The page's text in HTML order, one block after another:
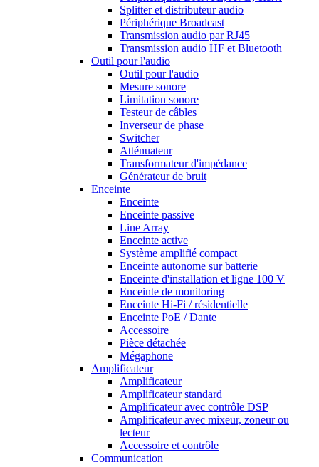
Splitter et distributeur audio
Périphérique Broadcast
Transmission audio par RJ45
Transmission audio HF et Bluetooth
Outil pour l'audio
Outil pour l'audio
Mesure sonore
Limitation sonore
Testeur de câbles
Inverseur de phase
Switcher
Atténuateur
Transformateur d'impédance
Générateur de bruit
Enceinte
Enceinte
Enceinte passive
Line Array
Enceinte active
Système amplifié compact
Enceinte autonome sur batterie
Enceinte d'installation et ligne 100 V
Enceinte de monitoring
Enceinte Hi-Fi / résidentielle
Enceinte PoE / Dante
Accessoire
Pièce détachée
Mégaphone
Amplificateur
Amplificateur
Amplificateur standard
Amplificateur avec contrôle DSP
Amplificateur avec mixeur, zoneur ou
lecteur
Accessoire et contrôle
Communication